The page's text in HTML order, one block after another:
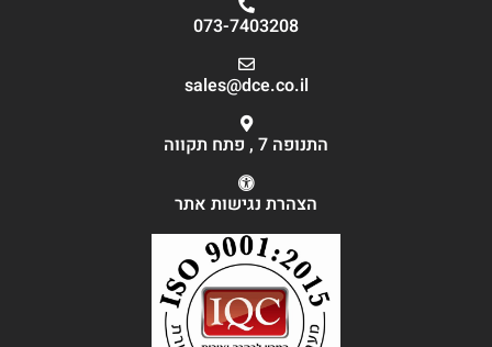
073-7403208
sales@dce.co.il
התנופה 7 , פתח תקווה
הצהרת נגישות אתר